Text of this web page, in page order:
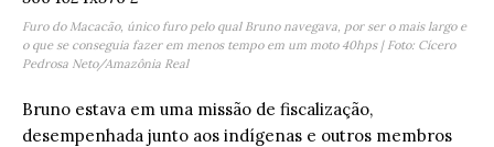
Furo do Macacão, único furo pelo qual Bruno navegava, por ser o mais largo e
o que se conseguia fazer em menos tempo em um moto 40hps | Foto: Cícero
Pedrosa Neto/Amazônia Real
Bruno estava em uma missão de fiscalização,
desempenhada junto aos indígenas e outros membros